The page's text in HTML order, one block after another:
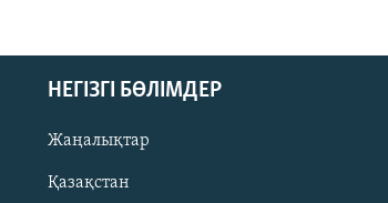
НЕГІЗГІ БӨЛІМДЕР
Жаңалықтар
Қазақстан